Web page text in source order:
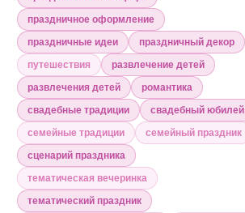
праздничное оформление
праздничные идеи
праздничный декор
путешествия
развлечение детей
развлечения детей
романтика
свадебные традиции
свадебный юбилей
семейные традиции
семейный праздник
сценарий праздника
тематическая вечеринка
тематический праздник